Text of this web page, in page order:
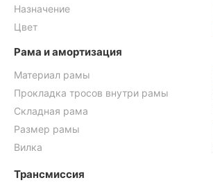
Назначение
Цвет
Рама и амортизация
Материал рамы
Прокладка тросов внутри рамы
Складная рама
Размер рамы
Вилка
Трансмиссия